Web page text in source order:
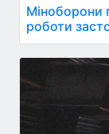
Міноборони
роботи